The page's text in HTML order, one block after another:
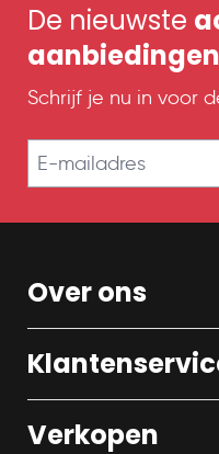
De nieuwste
aanbiedingen
Schrijf je nu in voor
Over ons
Verkopen